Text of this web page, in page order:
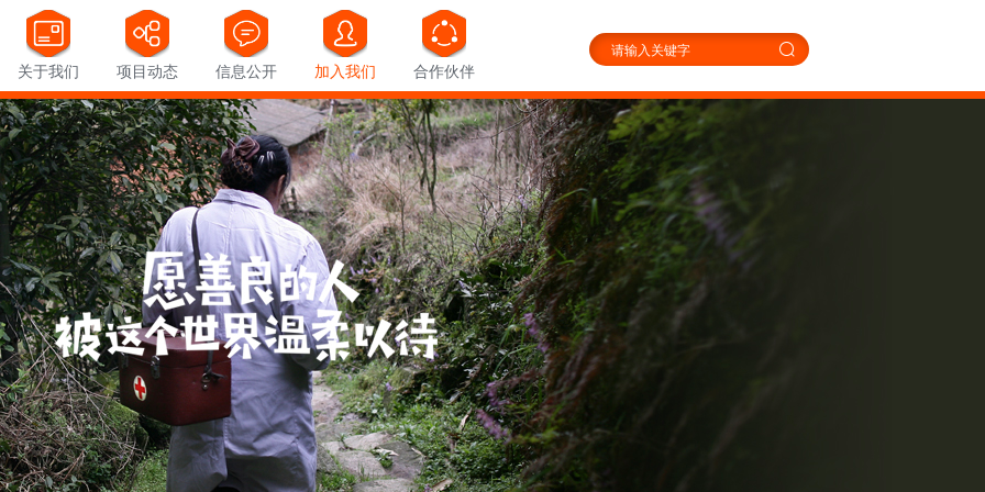
关于我们 项目动态 信息公开 加入我们 合作伙伴